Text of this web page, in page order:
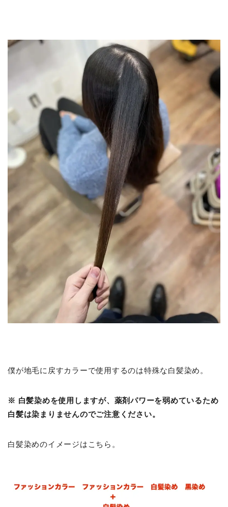
僕が地毛に戻すカラーで使用するのは特殊な白髪染め。
※ 白髪染めを使用しますが、薬剤パワーを弱めているため
白髪は染まりませんのでご注意ください。
白髪染めのイメージはこちら。